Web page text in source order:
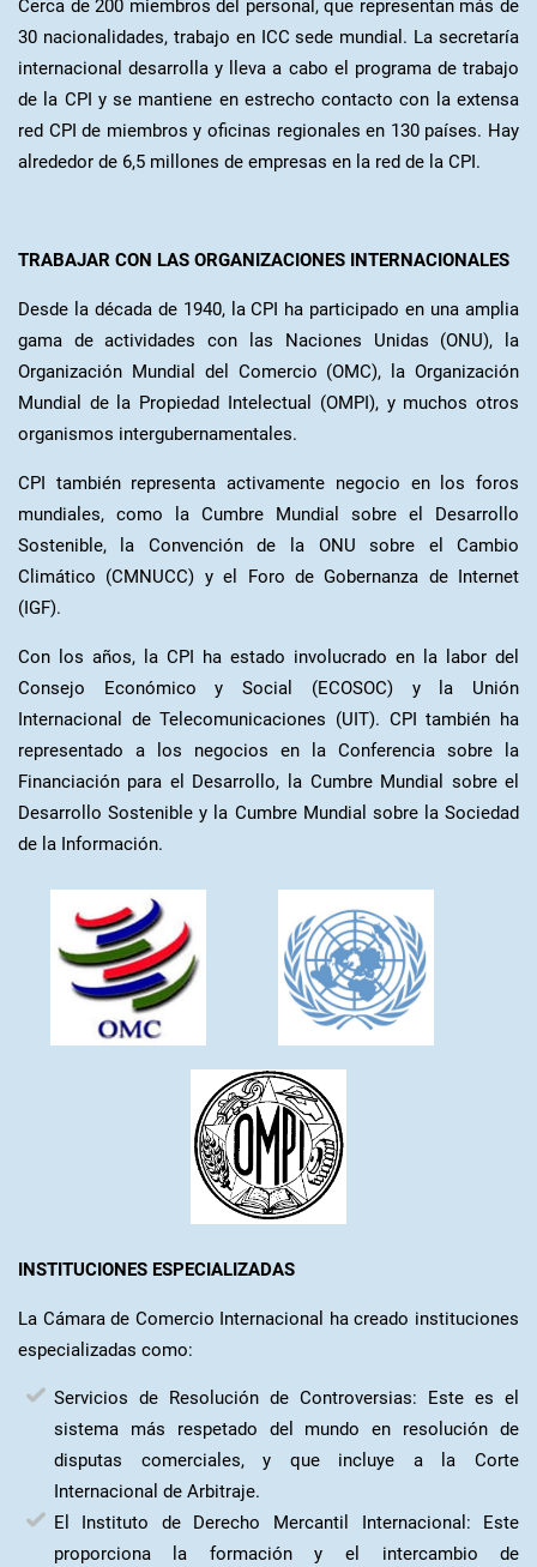
Cerca de 200 miembros del personal, que representan más de
30 nacionalidades, trabajo en ICC sede mundial. La secretaría
internacional desarrolla y lleva a cabo el programa de trabajo
de la CPI y se mantiene en estrecho contacto con la extensa
red CPI de miembros y oficinas regionales en 130 países. Hay
alrededor de 6,5 millones de empresas en la red de la CPI.
TRABAJAR CON LAS ORGANIZACIONES INTERNACIONALES
Desde la década de 1940, la CPI ha participado en una amplia
gama de actividades con las Naciones Unidas (ONU), la
Organización Mundial del Comercio (OMC), la Organización
Mundial de la Propiedad Intelectual (OMPI), y muchos otros
organismos intergubernamentales.
CPI también representa activamente negocio en los foros
mundiales, como la Cumbre Mundial sobre el Desarrollo
Sostenible, la Convención de la ONU sobre el Cambio
Climático (CMNUCC) y el Foro de Gobernanza de Internet
(IGF).
Con los años, la CPI ha estado involucrado en la labor del
Consejo Económico y Social (ECOSOC) y la Unión
Internacional de Telecomunicaciones (UIT). CPI también ha
representado a los negocios en la Conferencia sobre la
Financiación para el Desarrollo, la Cumbre Mundial sobre el
Desarrollo Sostenible y la Cumbre Mundial sobre la Sociedad
de la Información.
INSTITUCIONES ESPECIALIZADAS
La Cámara de Comercio Internacional ha creado instituciones
especializadas como:
Servicios de Resolución de Controversias: Este es el
sistema más respetado del mundo en resolución de
disputas comerciales, y que incluye a la Corte
Internacional de Arbitraje.
El Instituto de Derecho Mercantil Internacional: Este
proporciona la formación y el intercambio de